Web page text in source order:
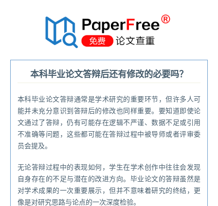
本科毕业论文答辩后还有修改的必要吗？
本科毕业论文答辩通常是学术研究的重要环节，但许多人可
能并未充分意识到答辩后的修改也同样重要。要知道即使论
文通过了答辩，仍有可能存在逻辑不严谨、数据不足或引用
不准确等问题，这些都可能在答辩过程中被导师或者评审委
员会提及。
无论答辩过程中的表现如何，学生在学术创作中往往会发现
自身存在的不足与潜在的改进方向。毕业论文的答辩虽然是
对学术成果的一次重要展示，但并不意味着研究的终结，更
像是对研究思路与论点的一次深度检验。